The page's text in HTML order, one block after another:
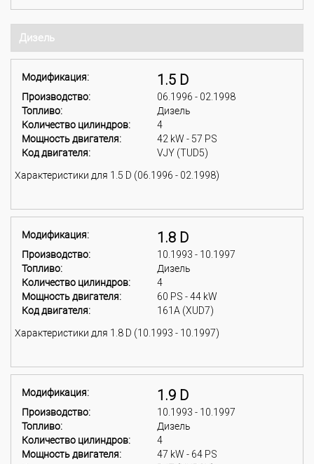
Дизель
Модификация: 1.5 D
Производство:
06.1996 - 02.1998
Топливо:
Дизель
Количество цилиндров:
4
Мощность двигателя:
42 kW - 57 PS
Код двигателя:
VJY (TUD5)
Характеристики для 1.5 D (06.1996 - 02.1998)
Модификация: 1.8 D
Производство:
10.1993 - 10.1997
Топливо:
Дизель
Количество цилиндров:
4
Мощность двигателя:
60 PS - 44 kW
Код двигателя:
161A (XUD7)
Характеристики для 1.8 D (10.1993 - 10.1997)
Модификация: 1.9 D
Производство:
10.1993 - 10.1997
Топливо:
Дизель
Количество цилиндров:
4
Мощность двигателя:
47 kW - 64 PS